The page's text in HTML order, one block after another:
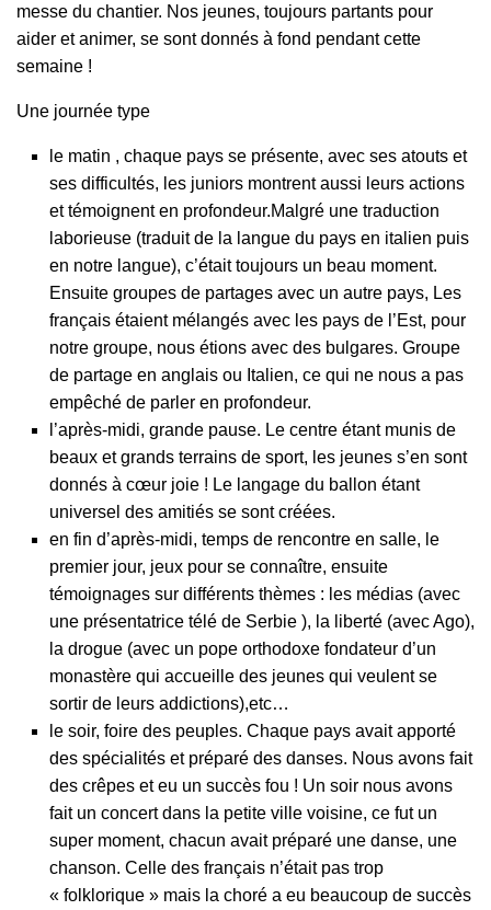
messe du chantier. Nos jeunes, toujours partants pour
aider et animer, se sont donnés à fond pendant cette
semaine !
Une journée type
le matin , chaque pays se présente, avec ses atouts et
ses difficultés, les juniors montrent aussi leurs actions
et témoignent en profondeur.Malgré une traduction
laborieuse (traduit de la langue du pays en italien puis
en notre langue), c’était toujours un beau moment.
Ensuite groupes de partages avec un autre pays, Les
français étaient mélangés avec les pays de l’Est, pour
notre groupe, nous étions avec des bulgares. Groupe
de partage en anglais ou Italien, ce qui ne nous a pas
empêché de parler en profondeur.
l’après-midi, grande pause. Le centre étant munis de
beaux et grands terrains de sport, les jeunes s’en sont
donnés à cœur joie ! Le langage du ballon étant
universel des amitiés se sont créées.
en fin d’après-midi, temps de rencontre en salle, le
premier jour, jeux pour se connaître, ensuite
témoignages sur différents thèmes : les médias (avec
une présentatrice télé de Serbie ), la liberté (avec Ago),
la drogue (avec un pope orthodoxe fondateur d’un
monastère qui accueille des jeunes qui veulent se
sortir de leurs addictions),etc…
le soir, foire des peuples. Chaque pays avait apporté
des spécialités et préparé des danses. Nous avons fait
des crêpes et eu un succès fou ! Un soir nous avons
fait un concert dans la petite ville voisine, ce fut un
super moment, chacun avait préparé une danse, une
chanson. Celle des français n’était pas trop
« folklorique » mais la choré a eu beaucoup de succès